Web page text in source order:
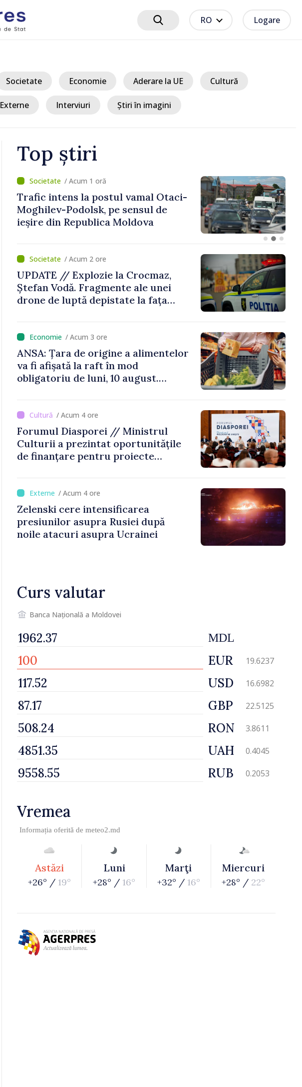
RO Logare
Societate Economie Aderare la UE Cultură
Externe Interviuri Știri în imagini
Top știri
/ Acum 2 ore
VIDEO // Un TIR înmatriculat în
Republica Moldova a intrat în două
gospodării din Vaslui, România
/ Acum 2 ore
UPDATE // Explozie la Crocmaz,
Ștefan Vodă. Fragmente ale unei
drone de luptă depistate la fața
/ Acum 3 ore
ANSA: Țara de origine a alimentelor
va fi afișată la raft în mod
obligatoriu de luni, 10 august.
/ Acum 4 ore
Forumul Diasporei // Ministrul
Culturii a prezintat oportunitățile
de finanțare pentru proiecte
/ Acum 4 ore
Zelenski cere intensificarea
presiunilor asupra Rusiei după
noile atacuri asupra Ucrainei
Curs valutar
Banca Națională a Moldovei
MDL
EUR 19.6237
USD 16.6982
GBP 22.5125
RON 3.8611
UAH 0.4045
RUB 0.2053
Vremea
Informația oferită de meteo2.md
Astăzi
+26° / 19°
Luni
+28° / 16°
Marţi
+32° / 16°
Miercuri
+28° / 22°